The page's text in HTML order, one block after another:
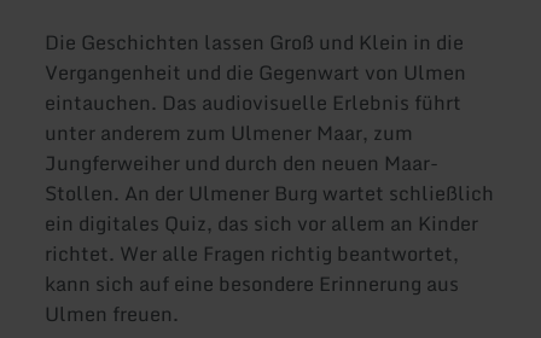
Die Geschichten lassen Groß und Klein in die
Vergangenheit und die Gegenwart von Ulmen
eintauchen. Das audiovisuelle Erlebnis führt
unter anderem zum Ulmener Maar, zum
Jungferweiher und durch den neuen Maar-
Stollen. An der Ulmener Burg wartet schließlich
ein digitales Quiz, das sich vor allem an Kinder
richtet. Wer alle Fragen richtig beantwortet,
kann sich auf eine besondere Erinnerung aus
Ulmen freuen.